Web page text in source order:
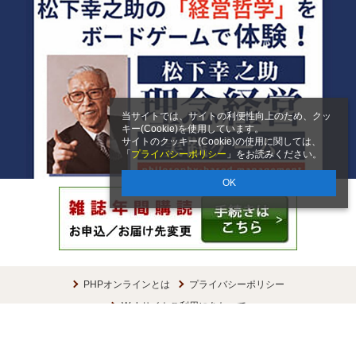
当サイトでは、サイトの利便性向上のため、クッ
キー(Cookie)を使用しています。
サイトのクッキー(Cookie)の使用に関しては、
「 プライバシーポリシー 」をお読みください。
OK
PHPオンラインとは
プライバシーポリシー
Webサイトご利用にあたって